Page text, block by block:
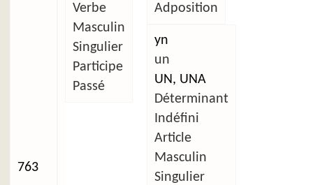
763
Verbe
Masculin
Singulier
Participe
Passé
Adposition
yn
un
UN, UNA
Déterminant
Indéfini
Article
Masculin
Singulier